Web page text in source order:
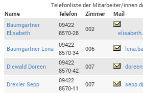
Telefonliste der Mitarbeiter/innen
Name
Telefon Zimmer
Mail
Baumgartner
Elisabeth
09422
8570-28
002
Baumgartner Lena
09422
8570-34
006
Diewald Doreen
09422
8570-42
007
Drexler Sepp
09422
8570-11
007